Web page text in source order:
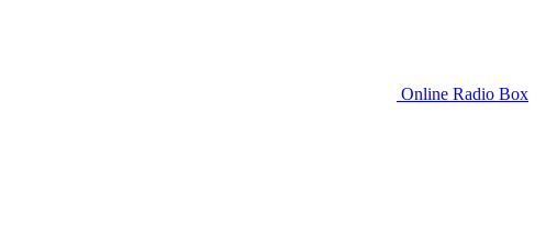
Online Radio Box